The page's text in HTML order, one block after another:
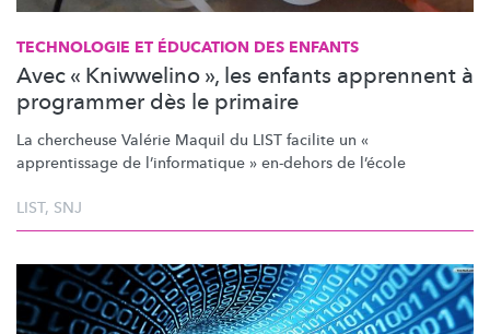
TECHNOLOGIE ET ÉDUCATION DES ENFANTS
Avec « Kniwwelino », les enfants apprennent à
programmer dès le primaire
La chercheuse Valérie Maquil du LIST facilite un «
apprentissage de l’informatique » en-dehors de l’école
LIST, SNJ